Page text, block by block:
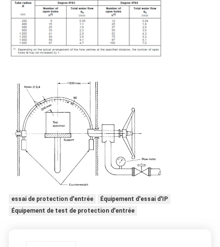
essai de protection d'entrée
Équipement d'essai d'IP
Équipement de test de protection d'entrée